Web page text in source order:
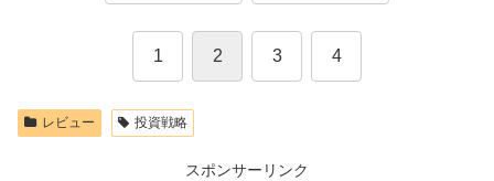
1 2 3 4
レビュー 投資戦略
スポンサーリンク